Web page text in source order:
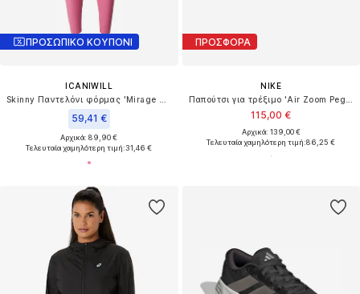
ΠΡΟΣΩΠΙΚΟ ΚΟΥΠΟΝΙ
ICANIWILL
Skinny Παντελόνι φόρμας 'Mirage Cardio'
59,41 €
Αρχικά: 89,90 €
Τελευταία χαμηλότερη τιμή:31,46 €
ΠΡΟΣΦΟΡΑ
NIKE
Παπούτσι για τρέξιμο 'Air Zoom Pegasus 41'
115,00 €
Αρχικά: 139,00 €
Τελευταία χαμηλότερη τιμή:86,25 €